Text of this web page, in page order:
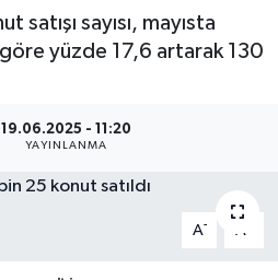
satışı sayısı, mayısta
göre yüzde 17,6 artarak 130
19.06.2025 - 11:20
YAYINLANMA
A- A